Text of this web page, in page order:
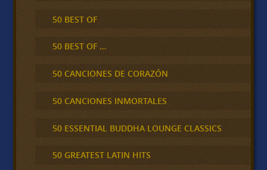
50 BEST OF
50 BEST OF …
50 CANCIONES DE CORAZÓN
50 CANCIONES INMORTALES
50 ESSENTIAL BUDDHA LOUNGE CLASSICS
50 GREATEST LATIN HITS